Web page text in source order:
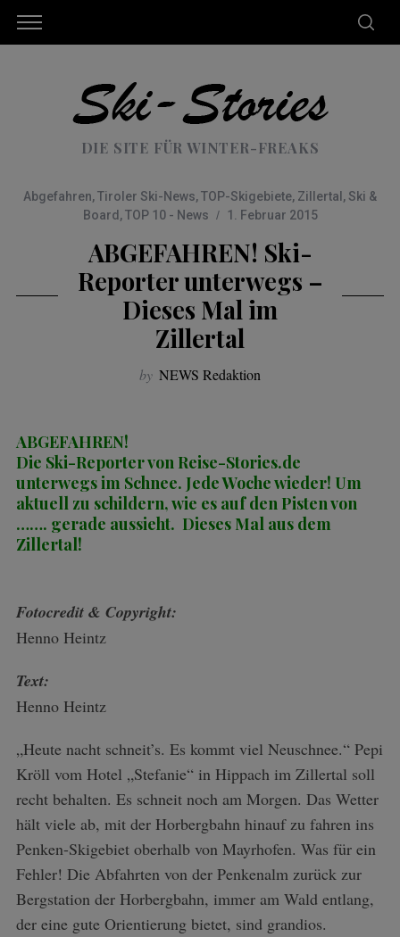
DIE SITE FÜR WINTER-FREAKS
Abgefahren,Tiroler Ski-News,TOP-Skigebiete, Zillertal , Ski &
Board ,TOP 10 - News 1. Februar 2015
ABGEFAHREN! Ski-
Reporter unterwegs –
Dieses Mal im
Zillertal
by NEWS Redaktion
ABGEFAHREN!
Die Ski-Reporter von Reise-Stories.de
unterwegs im Schnee. Jede Woche wieder! Um
aktuell zu schildern, wie es auf den Pisten von
……. gerade aussieht. Dieses Mal aus dem
Zillertal!
Fotocredit & Copyright:
Henno Heintz
Text:
Henno Heintz
„Heute nacht schneit’s. Es kommt viel Neuschnee.“ Pepi
Kröll vom Hotel „Stefanie“ in Hippach im Zillertal soll
recht behalten. Es schneit noch am Morgen. Das Wetter
hält viele ab, mit der Horbergbahn hinauf zu fahren ins
Penken-Skigebiet oberhalb von Mayrhofen. Was für ein
Fehler! Die Abfahrten von der Penkenalm zurück zur
Bergstation der Horbergbahn, immer am Wald entlang,
der eine gute Orientierung bietet, sind grandios.